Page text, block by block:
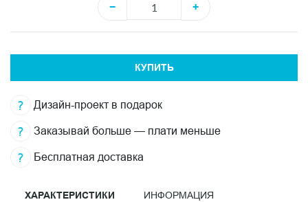
−
+
КУПИТЬ
Дизайн-проект в подарок
Заказывай больше — плати меньше
Бесплатная доставка
ХАРАКТЕРИСТИКИ ИНФОРМАЦИЯ